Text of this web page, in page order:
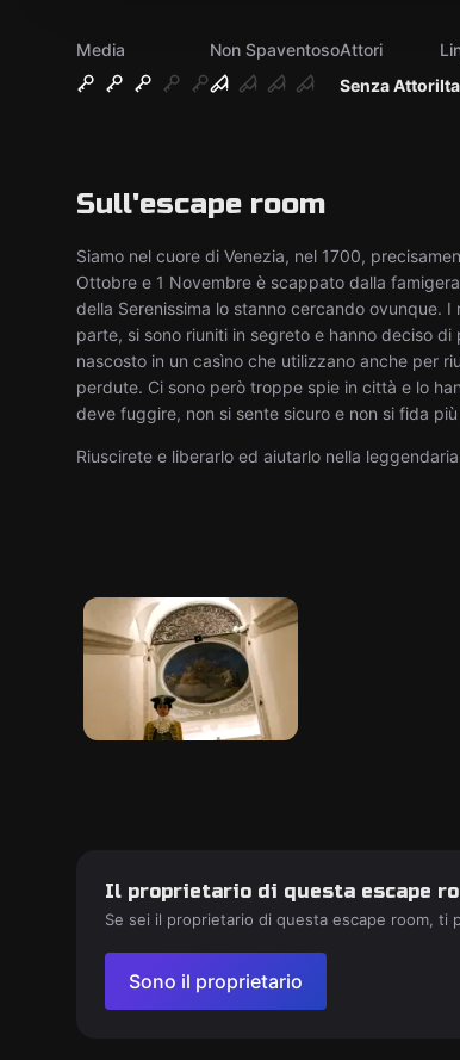
Media
Non Spaventoso
Senza Attori
Attori
Sull'escape room
Siamo nel cuore di Venezia, nel 1700,
Ottobre e 1 Novembre è scappato dalla
della Serenissima lo stanno cercando ovunque.
parte, si sono riuniti in segreto e hanno deciso
nascosto in un casìno che utilizzano anche per
perdute. Ci sono però troppe spie in città e lo
deve fuggire, non si sente sicuro e non si fida
Riuscirete e liberarlo ed aiutarlo nella
Il proprietario di questa escape
Se sei il proprietario di questa escape room,
Sono il proprietario